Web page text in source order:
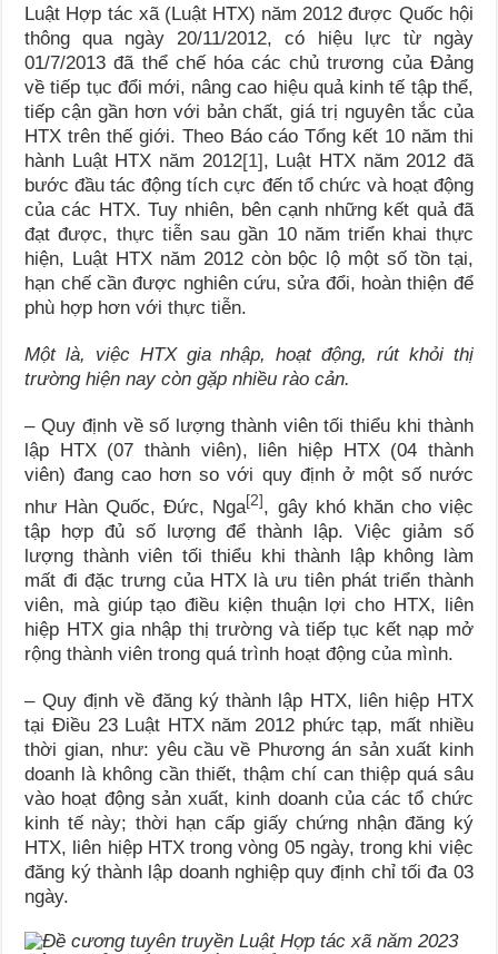
Luật Hợp tác xã (Luật HTX) năm 2012 được Quốc hội
thông qua ngày 20/11/2012, có hiệu lực từ ngày
01/7/2013 đã thể chế hóa các chủ trương của Đảng
về tiếp tục đổi mới, nâng cao hiệu quả kinh tế tập thể,
tiếp cận gần hơn với bản chất, giá trị nguyên tắc của
HTX trên thế giới. Theo Báo cáo Tổng kết 10 năm thi
hành Luật HTX năm 2012[1], Luật HTX năm 2012 đã
bước đầu tác động tích cực đến tổ chức và hoạt động
của các HTX. Tuy nhiên, bên cạnh những kết quả đã
đạt được, thực tiễn sau gần 10 năm triển khai thực
hiện, Luật HTX năm 2012 còn bộc lộ một số tồn tại,
hạn chế cần được nghiên cứu, sửa đổi, hoàn thiện để
phù hợp hơn với thực tiễn.
Một là, việc HTX gia nhập, hoạt động, rút khỏi thị
trường hiện nay còn gặp nhiều rào cản.
– Quy định về số lượng thành viên tối thiểu khi thành
lập HTX (07 thành viên), liên hiệp HTX (04 thành
viên) đang cao hơn so với quy định ở một số nước
như Hàn Quốc, Đức, Nga[2], gây khó khăn cho việc
tập hợp đủ số lượng để thành lập. Việc giảm số
lượng thành viên tối thiểu khi thành lập không làm
mất đi đặc trưng của HTX là ưu tiên phát triển thành
viên, mà giúp tạo điều kiện thuận lợi cho HTX, liên
hiệp HTX gia nhập thị trường và tiếp tục kết nạp mở
rộng thành viên trong quá trình hoạt động của mình.
– Quy định về đăng ký thành lập HTX, liên hiệp HTX
tại Điều 23 Luật HTX năm 2012 phức tạp, mất nhiều
thời gian, như: yêu cầu về Phương án sản xuất kinh
doanh là không cần thiết, thậm chí can thiệp quá sâu
vào hoạt động sản xuất, kinh doanh của các tổ chức
kinh tế này; thời hạn cấp giấy chứng nhận đăng ký
HTX, liên hiệp HTX trong vòng 05 ngày, trong khi việc
đăng ký thành lập doanh nghiệp quy định chỉ tối đa 03
ngày.